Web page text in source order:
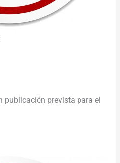
publicación prevista para el